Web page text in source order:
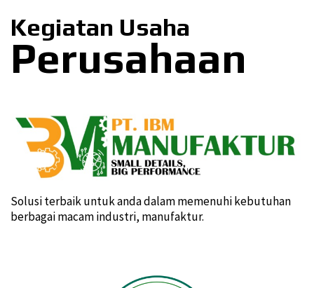
Kegiatan Usaha
Perusahaan
Solusi terbaik untuk anda dalam memenuhi kebutuhan
berbagai macam industri, manufaktur.